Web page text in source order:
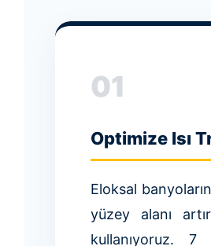
01
Optimize Isı
Eloksal
yüzey alanı
kullanıyoruz. 7